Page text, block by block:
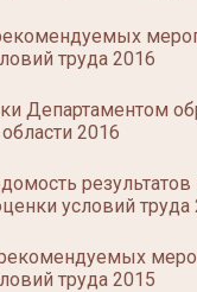
труда 2016
Департаментом
2016
условий труда
труда 2015